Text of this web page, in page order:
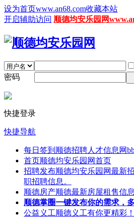
设为首页www.an68.com收藏本站
开启辅助访问 顺德均安乐园网
密码
快捷登录
快捷导航
每日签到 顺德招聘人才信息网
首页顺德均安乐园网首页
招聘发布顺德均安乐园网最新
职招聘信息。
顺德房产顺德最新房屋租售信
顺德掌圈一键发布你的需求，
公益义工顺德义工有你更精彩！